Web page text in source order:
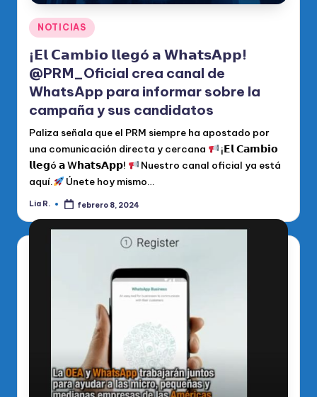
Publicado
en
NOTICIAS
¡𝗘𝗹 𝗖𝗮𝗺𝗯𝗶𝗼 𝗹𝗹𝗲𝗴ó 𝗮 W𝗵𝗮𝘁𝘀𝗔𝗽𝗽!
@PRM_Oficial crea canal de
WhatsApp para informar sobre la
campaña y sus candidatos
Paliza señala que el PRM siempre ha apostado por
una comunicación directa y cercana
¡𝗘𝗹 𝗖𝗮𝗺𝗯𝗶𝗼
𝗹𝗹𝗲𝗴ó 𝗮 W𝗵𝗮𝘁𝘀𝗔𝗽𝗽!
Nuestro canal oficial ya está
aquí.
Únete hoy mismo…
Publicado
Lia R. febrero 8, 2024